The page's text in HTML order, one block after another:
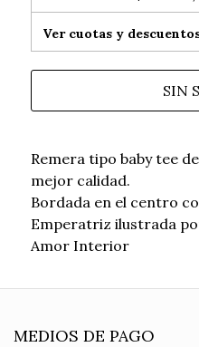
Ver cuotas y
SIN
Remera tipo baby tee
mejor calidad.
Bordada en el centro
Emperatriz ilustrada
Amor Interior
MEDIOS DE PAGO